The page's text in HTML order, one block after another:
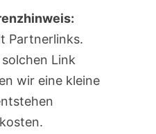
Partnerlinks.
Link
wir eine kleine